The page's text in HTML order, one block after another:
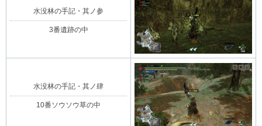
水没林の手記・其ノ参
3番遺跡の中
水没林の手記・其ノ肆
10番ソウソウ草の中